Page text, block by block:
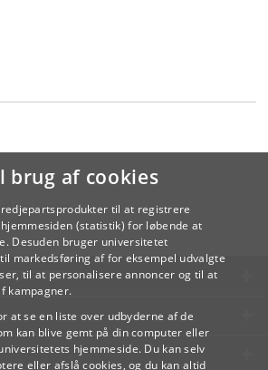
brug af cookies
til at registrere
(statistik) for løbende at
Desuden bruger universitetet
markedsføring af for eksempel udvalgte
til at personalisere annoncer og til at
kampagner.
at se en liste over udbyderne af de
kan blive gemt på din computer eller
hjemmeside. Du kan selv
eller afslå cookies, og du kan altid
Læring
.dk